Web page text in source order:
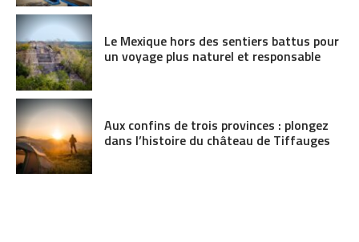
Le Mexique hors des sentiers battus pour
un voyage plus naturel et responsable
Aux confins de trois provinces : plongez
dans l’histoire du château de Tiffauges